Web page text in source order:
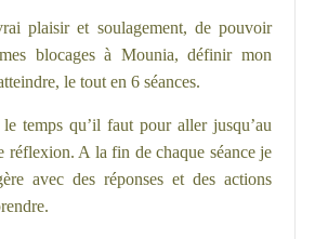
plaisir et soulagement, de pouvoir
blocages à Mounia, définir mon
le tout en 6 séances.
temps qu’il faut pour aller jusqu’au
réflexion. A la fin de chaque séance je
avec des réponses et des actions